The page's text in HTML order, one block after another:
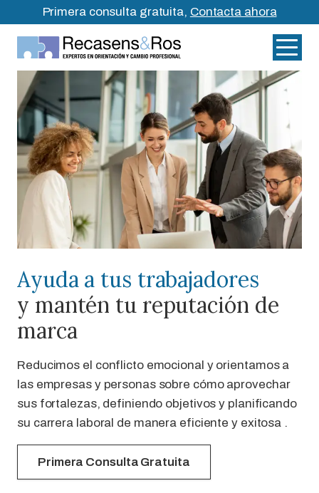
Primera consulta gratuita, Contacta ahora
Ayuda a tus trabajadores
y mantén tu reputación de
marca
Reducimos el conflicto emocional y orientamos a
las empresas y personas sobre cómo aprovechar
sus fortalezas, definiendo objetivos y planificando
su carrera laboral de manera eficiente y exitosa .
Primera Consulta Gratuita